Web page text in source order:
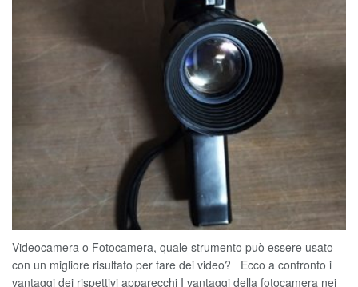
Videocamera o Fotocamera, quale strumento può essere usato
con un migliore risultato per fare dei video? Ecco a confronto i
vantaggi dei rispettivi apparecchi I vantaggi della fotocamera nei